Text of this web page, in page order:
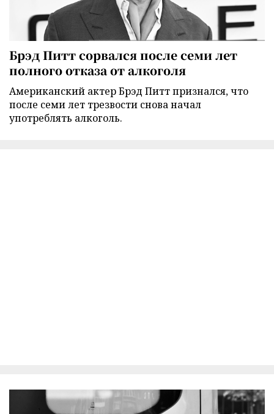
Брэд Питт сорвался после семи лет
полного отказа от алкоголя
Американский актер Брэд Питт признался, что
после семи лет трезвости снова начал
употреблять алкоголь.